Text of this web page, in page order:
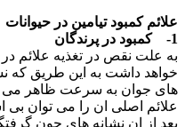
علائم کمبود تیامین در حیوانات
1- کمبود در پرندگان
خواهد داشت به این طریق که
های جوان به سرعت ظاهر می
علائم اصلی ان را می توان بی
بعد از ان نشانه های چون